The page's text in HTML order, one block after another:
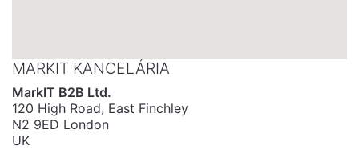
MARKIT KANCELÁRIA
MarkIT B2B Ltd.
120 High Road, East Finchley
N2 9ED London
UK